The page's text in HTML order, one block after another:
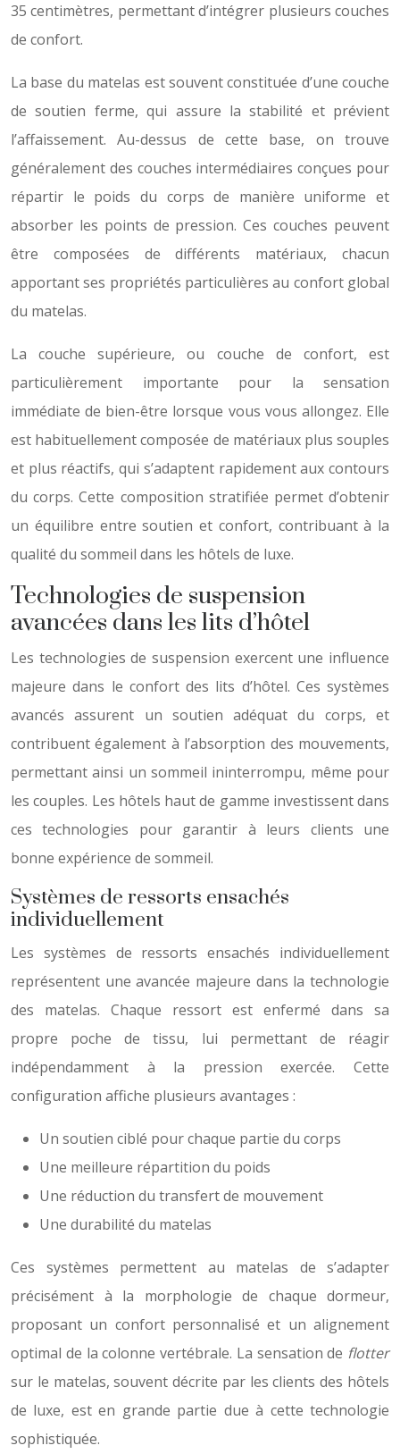
35 centimètres, permettant d’intégrer plusieurs couches
de confort.
La base du matelas est souvent constituée d’une couche
de soutien ferme, qui assure la stabilité et prévient
l’affaissement. Au-dessus de cette base, on trouve
généralement des couches intermédiaires conçues pour
répartir le poids du corps de manière uniforme et
absorber les points de pression. Ces couches peuvent
être composées de différents matériaux, chacun
apportant ses propriétés particulières au confort global
du matelas.
La couche supérieure, ou couche de confort, est
particulièrement importante pour la sensation
immédiate de bien-être lorsque vous vous allongez. Elle
est habituellement composée de matériaux plus souples
et plus réactifs, qui s’adaptent rapidement aux contours
du corps. Cette composition stratifiée permet d’obtenir
un équilibre entre soutien et confort, contribuant à la
qualité du sommeil dans les hôtels de luxe.
Technologies de suspension
avancées dans les lits d’hôtel
Les technologies de suspension exercent une influence
majeure dans le confort des lits d’hôtel. Ces systèmes
avancés assurent un soutien adéquat du corps, et
contribuent également à l’absorption des mouvements,
permettant ainsi un sommeil ininterrompu, même pour
les couples. Les hôtels haut de gamme investissent dans
ces technologies pour garantir à leurs clients une
bonne expérience de sommeil.
Systèmes de ressorts ensachés
individuellement
Les systèmes de ressorts ensachés individuellement
représentent une avancée majeure dans la technologie
des matelas. Chaque ressort est enfermé dans sa
propre poche de tissu, lui permettant de réagir
indépendamment à la pression exercée. Cette
configuration affiche plusieurs avantages :
Un soutien ciblé pour chaque partie du corps
Une meilleure répartition du poids
Une réduction du transfert de mouvement
Une durabilité du matelas
Ces systèmes permettent au matelas de s’adapter
précisément à la morphologie de chaque dormeur,
proposant un confort personnalisé et un alignement
optimal de la colonne vertébrale. La sensation de flotter
sur le matelas, souvent décrite par les clients des hôtels
de luxe, est en grande partie due à cette technologie
sophistiquée.